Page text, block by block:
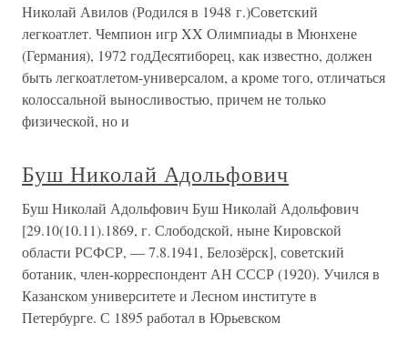
Николай Авилов (Родился в 1948 г.)Советский
легкоатлет. Чемпион игр XX Олимпиады в Мюнхене
(Германия), 1972 годДесятиборец, как известно, должен
быть легкоатлетом-универсалом, а кроме того, отличаться
колоссальной выносливостью, причем не только
физической, но и
Буш Николай Адольфович
Буш Николай Адольфович Буш Николай Адольфович
[29.10(10.11).1869, г. Слободской, ныне Кировской
области РСФСР, — 7.8.1941, Белозёрск], советский
ботаник, член-корреспондент АН СССР (1920). Учился в
Казанском университете и Лесном институте в
Петербурге. С 1895 работал в Юрьевском